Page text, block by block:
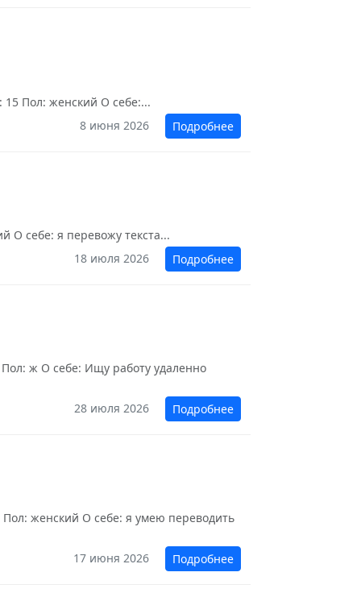
15 Пол: женский О себе:...
8 июня 2026
Подробнее
О себе: я перевожу текста...
18 июля 2026
Подробнее
Пол: ж О себе: Ищу работу удаленно
28 июля 2026 Подробнее
женский О себе: я умею переводить
17 июня 2026 Подробнее